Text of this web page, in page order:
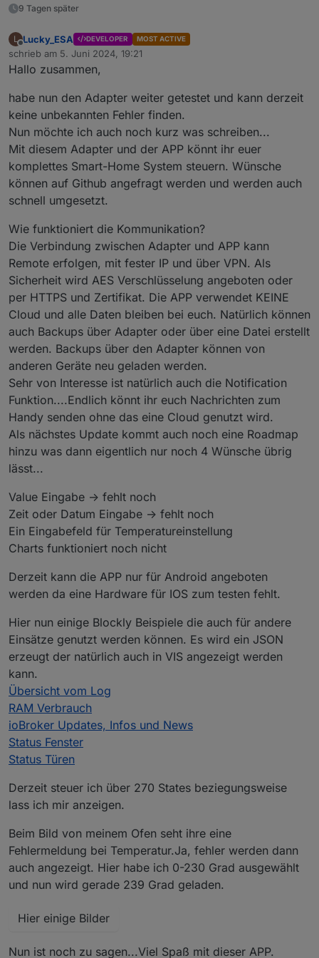
9 Tagen später
L
Offline
Lucky_ESA DEVELOPER MOST ACTIVE
schrieb am 5. Juni 2024, 19:21
zuletzt editiert von
Hallo zusammen,
habe nun den Adapter weiter getestet und kann derzeit
keine unbekannten Fehler finden.
Nun möchte ich auch noch kurz was schreiben...
Mit diesem Adapter und der APP könnt ihr euer
komplettes Smart-Home System steuern. Wünsche
können auf Github angefragt werden und werden auch
schnell umgesetzt.
Wie funktioniert die Kommunikation?
Die Verbindung zwischen Adapter und APP kann
Remote erfolgen, mit fester IP und über VPN. Als
Sicherheit wird AES Verschlüsselung angeboten oder
per HTTPS und Zertifikat. Die APP verwendet KEINE
Cloud und alle Daten bleiben bei euch. Natürlich können
auch Backups über Adapter oder über eine Datei erstellt
werden. Backups über den Adapter können von
anderen Geräte neu geladen werden.
Sehr von Interesse ist natürlich auch die Notification
Funktion....Endlich könnt ihr euch Nachrichten zum
Handy senden ohne das eine Cloud genutzt wird.
Als nächstes Update kommt auch noch eine Roadmap
hinzu was dann eigentlich nur noch 4 Wünsche übrig
lässt...
Value Eingabe -> fehlt noch
Zeit oder Datum Eingabe -> fehlt noch
Ein Eingabefeld für Temperatureinstellung
Charts funktioniert noch nicht
Derzeit kann die APP nur für Android angeboten
werden da eine Hardware für IOS zum testen fehlt.
Hier nun einige Blockly Beispiele die auch für andere
Einsätze genutzt werden können. Es wird ein JSON
erzeugt der natürlich auch in VIS angezeigt werden
kann.
Übersicht vom Log
RAM Verbrauch
ioBroker Updates, Infos und News
Status Fenster
Status Türen
Derzeit steuer ich über 270 States beziegungsweise
lass ich mir anzeigen.
Beim Bild von meinem Ofen seht ihre eine
Fehlermeldung bei Temperatur.Ja, fehler werden dann
auch angezeigt. Hier habe ich 0-230 Grad ausgewählt
und nun wird gerade 239 Grad geladen.
Hier einige Bilder
Nun ist noch zu sagen...Viel Spaß mit dieser APP.